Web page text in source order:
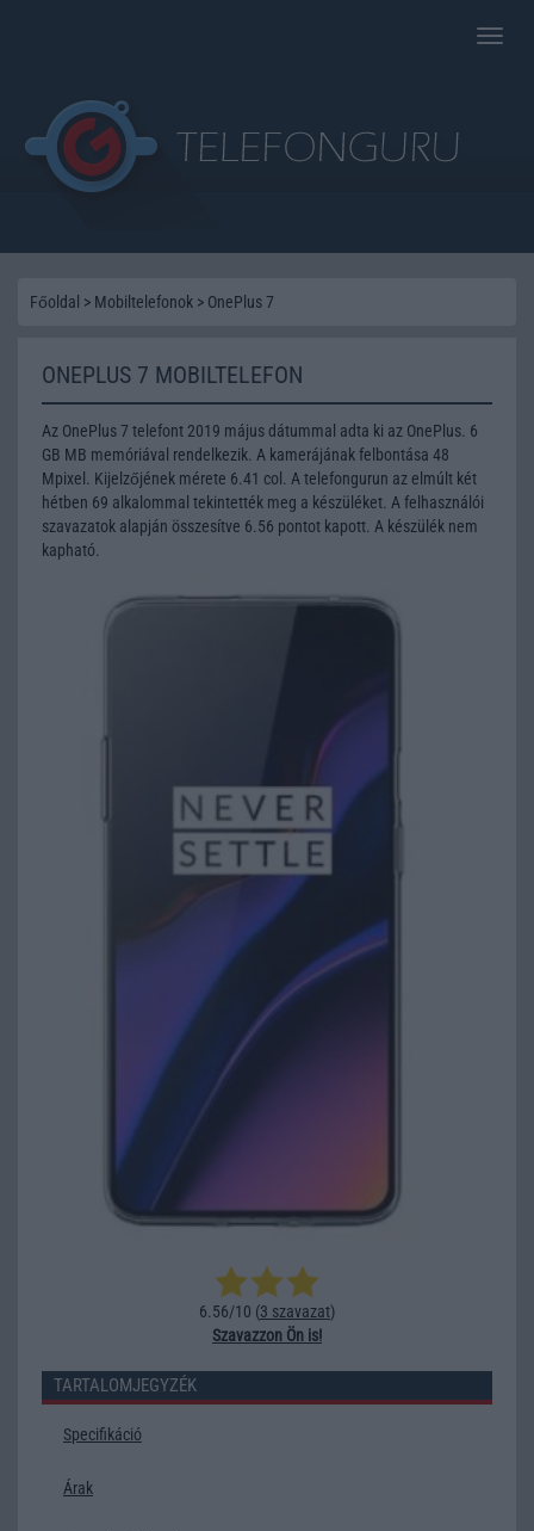
Toggle
Főoldal > Mobiltelefonok > OnePlus 7
ONEPLUS 7 MOBILTELEFON
Az OnePlus 7 telefont 2019 május dátummal adta ki az OnePlus. 6
GB MB memóriával rendelkezik. A kamerájának felbontása 48
Mpixel. Kijelzőjének mérete 6.41 col. A telefongurun az elmúlt két
hétben 69 alkalommal tekintették meg a készüléket. A felhasználói
szavazatok alapján összesítve 6.56 pontot kapott. A készülék nem
kapható.
6.56/10 (3 szavazat)
Szavazzon Ön is!
TARTALOMJEGYZÉK
Specifikáció
Árak